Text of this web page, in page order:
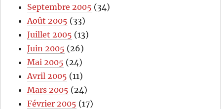
Septembre 2005 (34)
Août 2005 (33)
Juillet 2005 (13)
Juin 2005 (26)
Mai 2005 (24)
Avril 2005 (11)
Mars 2005 (24)
Février 2005 (17)